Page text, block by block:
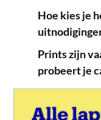
Hoe kies je
Prints zijn
probeert je